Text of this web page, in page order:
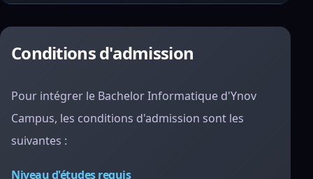
Conditions d'admission
Pour intégrer le Bachelor Informatique d'Ynov
Campus, les conditions d'admission sont les
suivantes :
Niveau d'études requis